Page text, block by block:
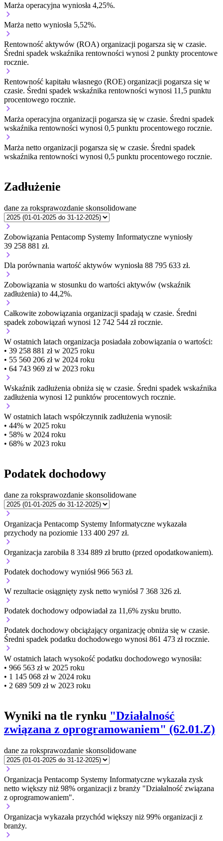
Marża operacyjna wyniosła 4,25%.
Marża netto wyniosła 5,52%.
Rentowność aktywów (ROA) organizacji pogarsza się w czasie.
Średni spadek wskaźnika rentowności wynosi 2 punkty procentowe
rocznie.
Rentowność kapitału własnego (ROE) organizacji pogarsza się w
czasie. Średni spadek wskaźnika rentowności wynosi 11,5 punktu
procentowego rocznie.
Marża operacyjna organizacji pogarsza się w czasie. Średni spadek
wskaźnika rentowności wynosi 0,5 punktu procentowego rocznie.
Marża netto organizacji pogarsza się w czasie. Średni spadek
wskaźnika rentowności wynosi 0,5 punktu procentowego rocznie.
Zadłużenie
dane za roksprawozdanie skonsolidowane
Zobowiązania Pentacomp Systemy Informatyczne wyniosły
39 258 881 zł.
Dla porównania wartość aktywów wyniosła 88 795 633 zł.
Zobowiązania w stosunku do wartości aktywów (wskaźnik
zadłużenia) to 44,2%.
Całkowite zobowiązania organizacji spadają w czasie. Średni
spadek zobowiązań wynosi 12 742 544 zł rocznie.
W ostatnich latach organizacja posiadała zobowiązania o wartości:
• 39 258 881 zł w 2025 roku
• 55 560 206 zł w 2024 roku
• 64 743 969 zł w 2023 roku
Wskaźnik zadłużenia obniża się w czasie. Średni spadek wskaźnika
zadłużenia wynosi 12 punktów procentowych rocznie.
W ostatnich latach współczynnik zadłużenia wynosił:
• 44% w 2025 roku
• 58% w 2024 roku
• 68% w 2023 roku
Podatek dochodowy
dane za roksprawozdanie skonsolidowane
Organizacja Pentacomp Systemy Informatyczne wykazała
przychody na poziomie 133 400 297 zł.
Organizacja zarobiła 8 334 889 zł brutto (przed opodatkowaniem).
Podatek dochodowy wyniósł 966 563 zł.
W rezultacie osiągnięty zysk netto wyniósł 7 368 326 zł.
Podatek dochodowy odpowiadał za 11,6% zysku brutto.
Podatek dochodowy obciążający organizację obniża się w czasie.
Średni spadek podatku dochodowego wynosi 861 473 zł rocznie.
W ostatnich latach wysokość podatku dochodowego wynosiła:
• 966 563 zł w 2025 roku
• 1 145 068 zł w 2024 roku
• 2 689 509 zł w 2023 roku
Wyniki na tle rynku "Działalność
związana z oprogramowaniem" (62.01.Z)
dane za roksprawozdanie skonsolidowane
Organizacja Pentacomp Systemy Informatyczne wykazała zysk
netto większy niż 98% organizacji z branży "Działalność związana
z oprogramowaniem".
Organizacja wykazała przychód większy niż 99% organizacji z
branży.